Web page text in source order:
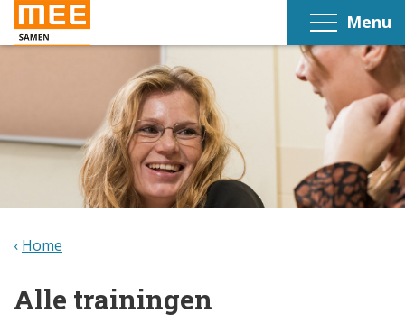
Menu
Home
Alle trainingen